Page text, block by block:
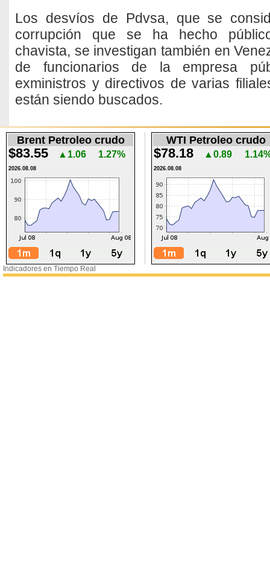
Los desvíos de Pdvsa, que se
corrupción que se ha hecho
chavista, se investigan también en
de funcionarios de la empresa
exministros y directivos de varias
están siendo buscados.
Brent Petroleo crudo
$83.55 ▲1.06 1.27%
2026.08.08
WTI Petroleo crudo
$78.18 ▲0.89
2026.08.08
Indicadores en Tiempo Real